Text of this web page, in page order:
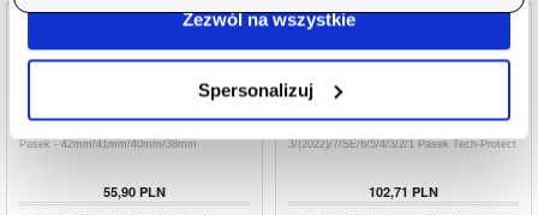
Zezwól na wszystkie
Spersonalizuj
Pasek - 42mm/41mm/40mm/38mm
55,90 PLN
3/(2022)/7/SE/6/5/4/3/2/1 Pasek Tech-Protect
102,71 PLN